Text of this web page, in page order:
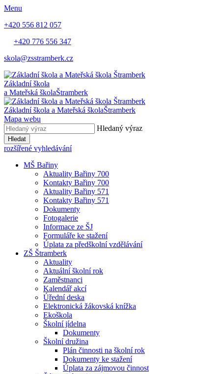
Menu
+420 556 812 057
+420 776 556 347
skola@zsstramberk.cz
Základní škola
a Mateřská školaŠtramberk
Základní škola a Mateřská školaŠtramberk
Mapa webu
Hledaný výraz
Hledat
rozšířené vyhledávání
MŠ Bařiny
Aktuality Bařiny 700
Kontakty Bařiny 700
Aktuality Bařiny 571
Kontakty Bařiny 571
Dokumenty
Fotogalerie
Informace ze ŠJ
Formuláře ke stažení
Úplata za předškolní vzdělávání
ZŠ Štramberk
Aktuality
Aktuální školní rok
Zaměstnanci
Kalendář akcí
Úřední deska
Elektronická žákovská knížka
Ekoškola
Školní jídelna
Dokumenty
Školní družina
Plán činnosti na školní rok
Dokumenty ke stažení
Úplata za zájmovou činnost